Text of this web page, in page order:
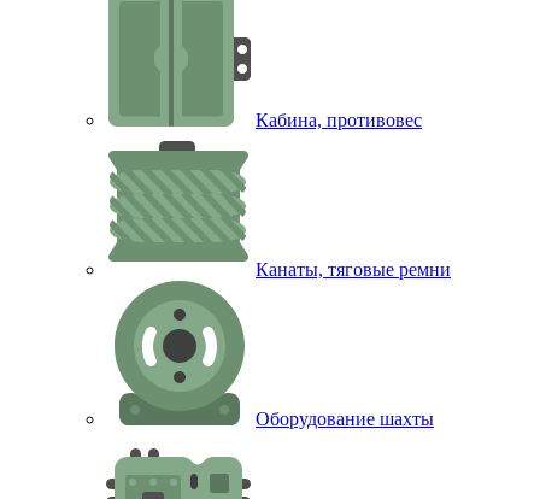
Кабина, противовес
Канаты, тяговые ремни
Оборудование шахты